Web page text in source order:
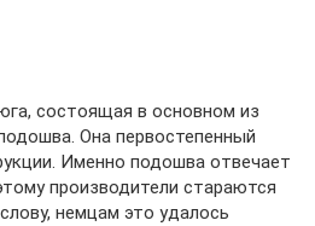
состоящая в основном из
Она первостепенный
Именно подошва отвечает
производители стараются
немцам это удалось